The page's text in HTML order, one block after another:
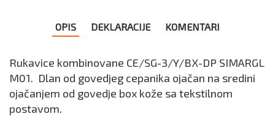
OPIS DEKLARACIJE KOMENTARI
Rukavice kombinovane CE/SG-3/Y/BX-DP SIMARGL
M01. Dlan od govedjeg cepanika ojačan na sredini
ojačanjem od govedje box kože sa tekstilnom
postavom.